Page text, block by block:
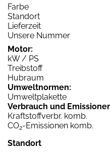
Farbe
Standort
Lieferzeit
Unsere Nummer
Motor:
kW / PS
Treibstoff
Hubraum
Umweltnormen:
Umweltplakette
Verbrauch und
Kraftstoffverbr. komb.
CO2-Emissionen komb.
Standort